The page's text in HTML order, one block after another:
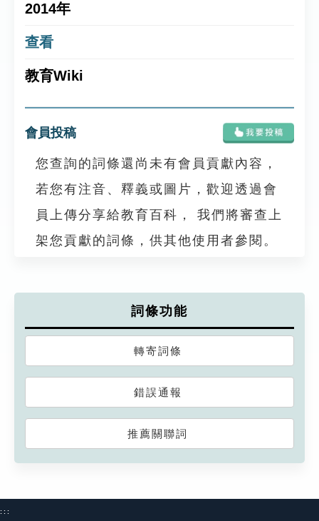
2014年
查看
教育Wiki
會員投稿
您查詢的詞條還尚未有會員貢獻內容，
若您有注音、釋義或圖片，歡迎透過會
員上傳分享給教育百科， 我們將審查上
架您貢獻的詞條，供其他使用者參閱。
詞條功能
轉寄詞條
錯誤通報
推薦關聯詞
:::